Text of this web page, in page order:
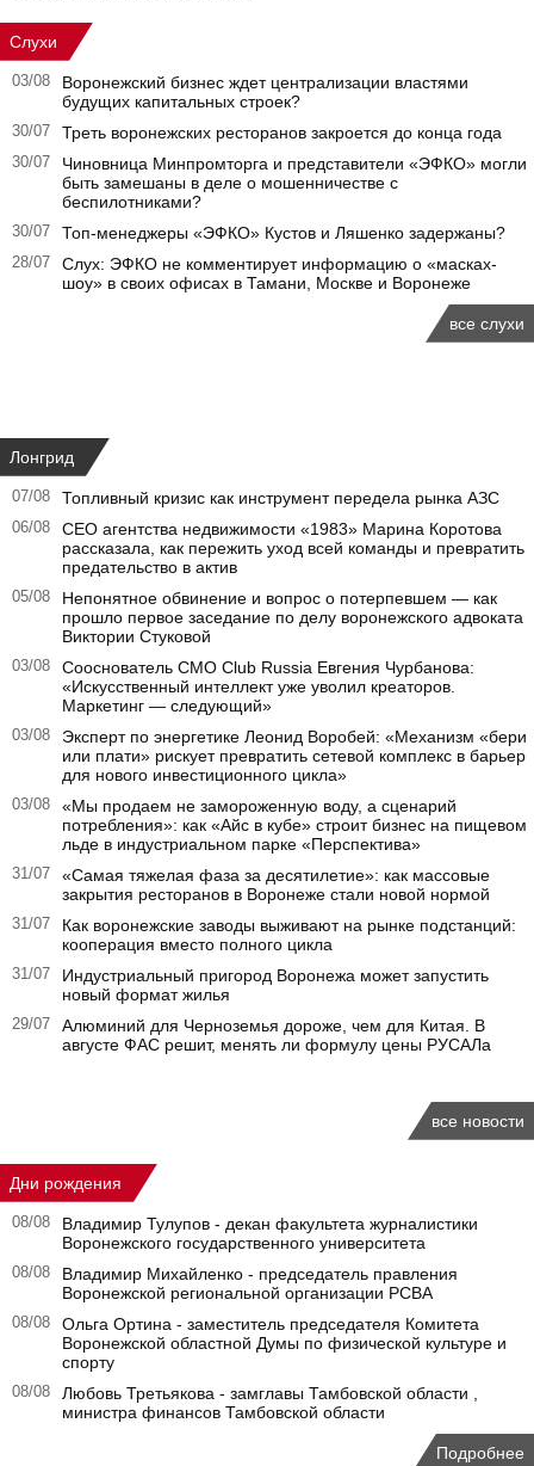
Слухи
03/08
Воронежский бизнес ждет централизации властями
будущих капитальных строек?
30/07 Треть воронежских ресторанов закроется до конца года
30/07
Чиновница Минпромторга и представители «ЭФКО» могли
быть замешаны в деле о мошенничестве с
беспилотниками?
30/07 Топ-менеджеры «ЭФКО» Кустов и Ляшенко задержаны?
28/07
Слух: ЭФКО не комментирует информацию о «масках-
шоу» в своих офисах в Тамани, Москве и Воронеже
все слухи
Лонгрид
07/08 Топливный кризис как инструмент передела рынка АЗС
06/08
CEO агентства недвижимости «1983» Марина Коротова
рассказала, как пережить уход всей команды и превратить
предательство в актив
05/08
Непонятное обвинение и вопрос о потерпевшем — как
прошло первое заседание по делу воронежского адвоката
Виктории Стуковой
03/08
Сооснователь CMO Club Russia Евгения Чурбанова:
«Искусственный интеллект уже уволил креаторов.
Маркетинг — следующий»
03/08
Эксперт по энергетике Леонид Воробей: «Механизм «бери
или плати» рискует превратить сетевой комплекс в барьер
для нового инвестиционного цикла»
03/08
«Мы продаем не замороженную воду, а сценарий
потребления»: как «Айс в кубе» строит бизнес на пищевом
льде в индустриальном парке «Перспектива»
31/07
«Самая тяжелая фаза за десятилетие»: как массовые
закрытия ресторанов в Воронеже стали новой нормой
31/07
Как воронежские заводы выживают на рынке подстанций:
кооперация вместо полного цикла
31/07
Индустриальный пригород Воронежа может запустить
новый формат жилья
29/07
Алюминий для Черноземья дороже, чем для Китая. В
августе ФАС решит, менять ли формулу цены РУСАЛа
все новости
Дни рождения
08/08
Владимир Тулупов - декан факультета журналистики
Воронежского государственного университета
08/08
Владимир Михайленко - председатель правления
Воронежской региональной организации РСВА
08/08
Ольга Ортина - заместитель председателя Комитета
Воронежской областной Думы по физической культуре и
спорту
08/08
Любовь Третьякова - замглавы Тамбовской области ,
министра финансов Тамбовской области
Подробнее